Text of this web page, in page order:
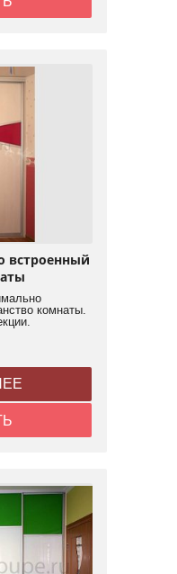
встроенный
комнаты.